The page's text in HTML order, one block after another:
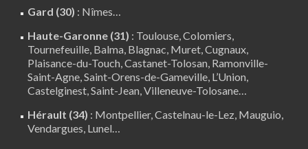
Gard (30) : Nîmes…
Haute-Garonne (31) : Toulouse,Colomiers,
Tournefeuille, Balma, Blagnac, Muret,Cugnaux,
Plaisance-du-Touch,Castanet-Tolosan, Ramonville-
Saint-Agne,Saint-Orens-de-Gameville, L’Union,
Castelginest,Saint-Jean,Villeneuve-Tolosane…
Hérault (34) : Montpellier,Castelnau-le-Lez, Mauguio,
Vendargues, Lunel…